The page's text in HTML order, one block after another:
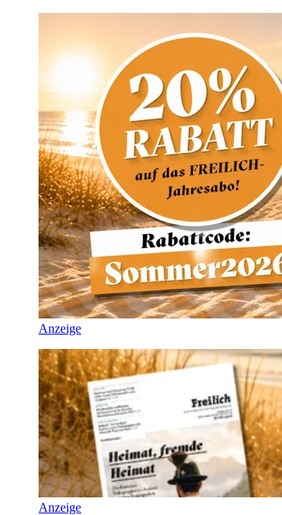
Anzeige
Anzeige